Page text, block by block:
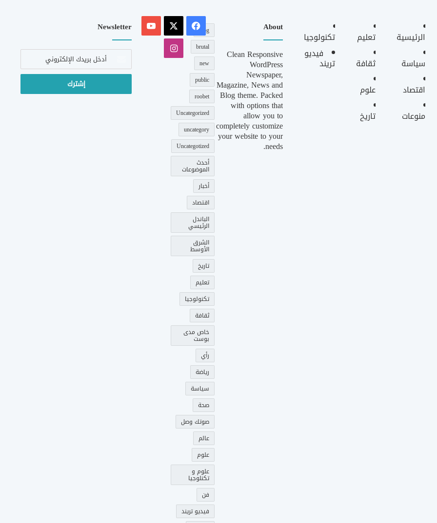
الرئيسية
سياسة
اقتصاد
منوعات
تعليم
ثقافة
علوم
تاريخ
تكنولوجيا
فيديو
تريند
About
Clean Responsive
WordPress
Newspaper,
Magazine, News and
Blog theme. Packed
with options that
allow you to
completely customize
your website to your
needs.
blog
brutal
new
public
roobet
Uncategorized
uncategory
Uncategotized
أحدث
الموضوعات
أخبار
اقتصاد
الباندل
الرئيسي
الشرق
الأوسط
تاريخ
تعليم
تكنولوجيا
ثقافة
خاص مدى
بوست
رأي
رياضة
سياسة
صحة
صوتك وصل
عالم
علوم
علوم و
تكنلوجيا
فن
فيديو تريند
فيسبوك
‫X
‫YouTube
انستقرام
Newsletter
أدخل
الإلكتروني